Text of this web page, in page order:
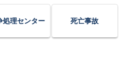
処理センター 死亡事故